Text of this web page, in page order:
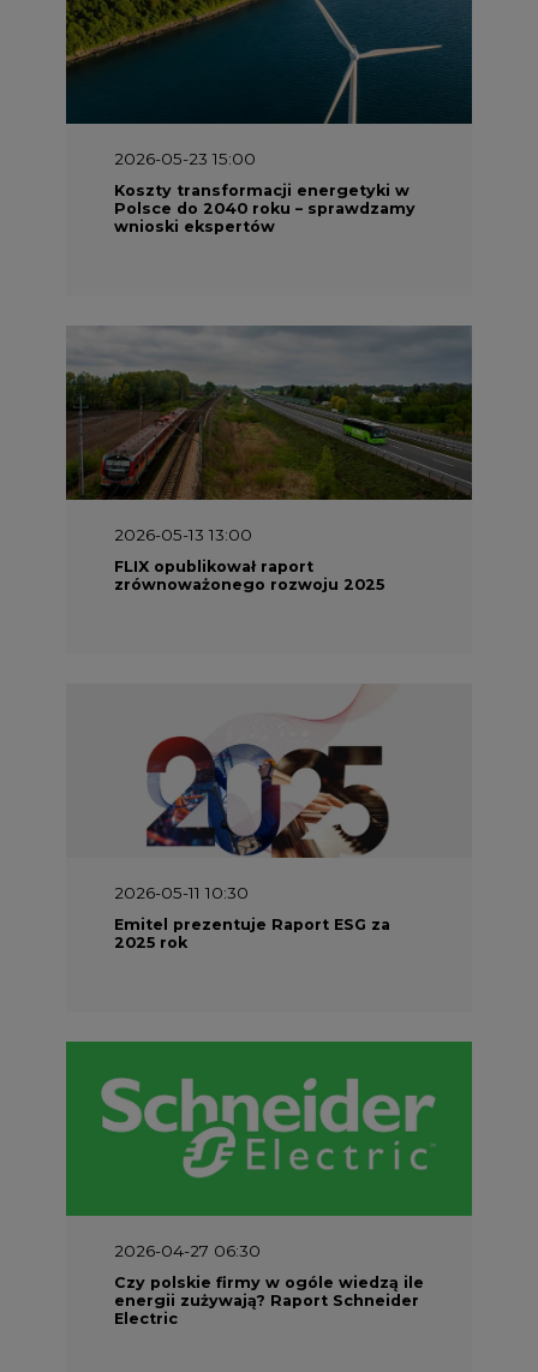
2026-05-23 15:00
Koszty transformacji energetyki w
Polsce do 2040 roku – sprawdzamy
wnioski ekspertów
2026-05-13 13:00
FLIX opublikował raport
zrównoważonego rozwoju 2025
2026-05-11 10:30
Emitel prezentuje Raport ESG za
2025 rok
2026-04-27 06:30
Czy polskie firmy w ogóle wiedzą ile
energii zużywają? Raport Schneider
Electric